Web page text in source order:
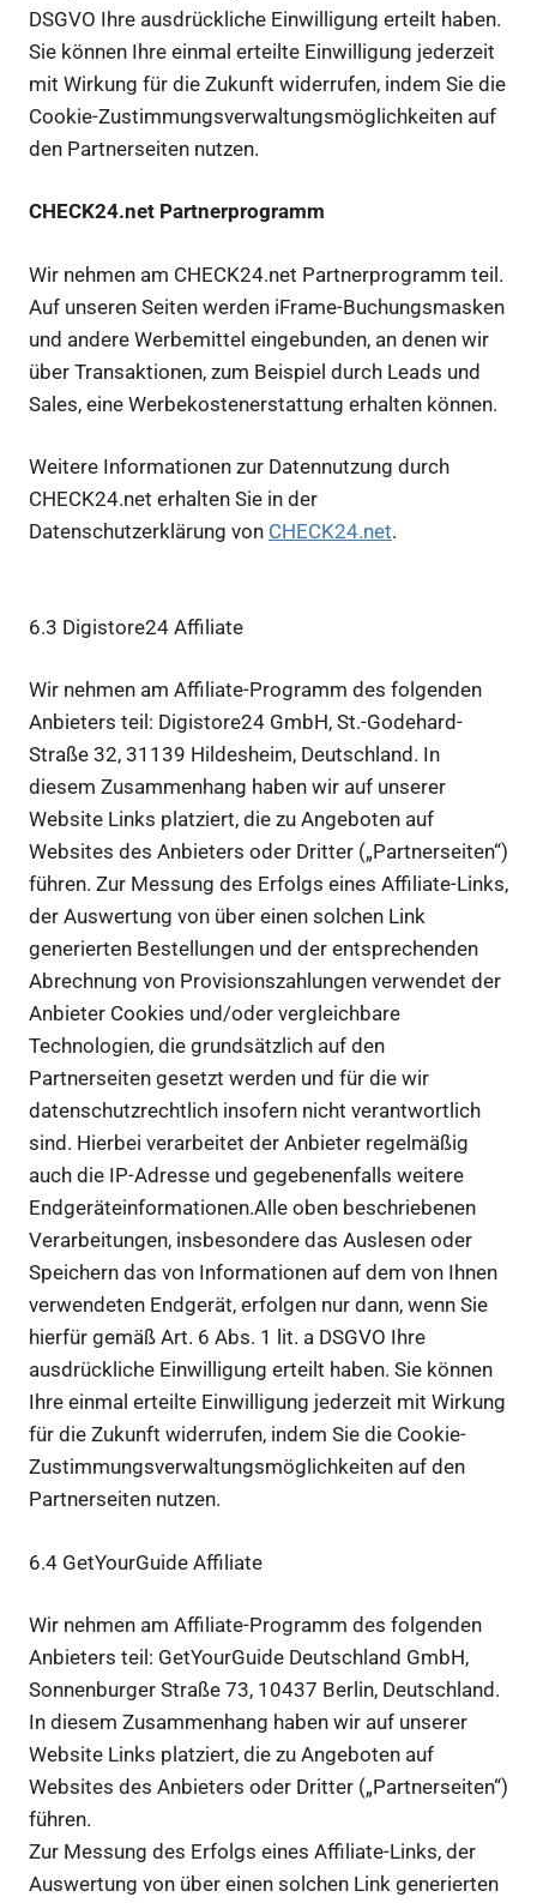
DSGVO Ihre ausdrückliche Einwilligung erteilt haben.
Sie können Ihre einmal erteilte Einwilligung jederzeit
mit Wirkung für die Zukunft widerrufen, indem Sie die
Cookie-Zustimmungsverwaltungsmöglichkeiten auf
den Partnerseiten nutzen.
CHECK24.net Partnerprogramm
Wir nehmen am CHECK24.net Partnerprogramm teil.
Auf unseren Seiten werden iFrame-Buchungsmasken
und andere Werbemittel eingebunden, an denen wir
über Transaktionen, zum Beispiel durch Leads und
Sales, eine Werbekostenerstattung erhalten können.
Weitere Informationen zur Datennutzung durch
CHECK24.net erhalten Sie in der
Datenschutzerklärung von CHECK24.net.
6.3 Digistore24 Affiliate
Wir nehmen am Affiliate-Programm des folgenden
Anbieters teil: Digistore24 GmbH, St.-Godehard-
Straße 32, 31139 Hildesheim, Deutschland. In
diesem Zusammenhang haben wir auf unserer
Website Links platziert, die zu Angeboten auf
Websites des Anbieters oder Dritter („Partnerseiten“)
führen. Zur Messung des Erfolgs eines Affiliate-Links,
der Auswertung von über einen solchen Link
generierten Bestellungen und der entsprechenden
Abrechnung von Provisionszahlungen verwendet der
Anbieter Cookies und/oder vergleichbare
Technologien, die grundsätzlich auf den
Partnerseiten gesetzt werden und für die wir
datenschutzrechtlich insofern nicht verantwortlich
sind. Hierbei verarbeitet der Anbieter regelmäßig
auch die IP-Adresse und gegebenenfalls weitere
Endgeräteinformationen.Alle oben beschriebenen
Verarbeitungen, insbesondere das Auslesen oder
Speichern das von Informationen auf dem von Ihnen
verwendeten Endgerät, erfolgen nur dann, wenn Sie
hierfür gemäß Art. 6 Abs. 1 lit. a DSGVO Ihre
ausdrückliche Einwilligung erteilt haben. Sie können
Ihre einmal erteilte Einwilligung jederzeit mit Wirkung
für die Zukunft widerrufen, indem Sie die Cookie-
Zustimmungsverwaltungsmöglichkeiten auf den
Partnerseiten nutzen.
6.4 GetYourGuide Affiliate
Wir nehmen am Affiliate-Programm des folgenden
Anbieters teil: GetYourGuide Deutschland GmbH,
Sonnenburger Straße 73, 10437 Berlin, Deutschland.
In diesem Zusammenhang haben wir auf unserer
Website Links platziert, die zu Angeboten auf
Websites des Anbieters oder Dritter („Partnerseiten“)
führen.
Zur Messung des Erfolgs eines Affiliate-Links, der
Auswertung von über einen solchen Link generierten